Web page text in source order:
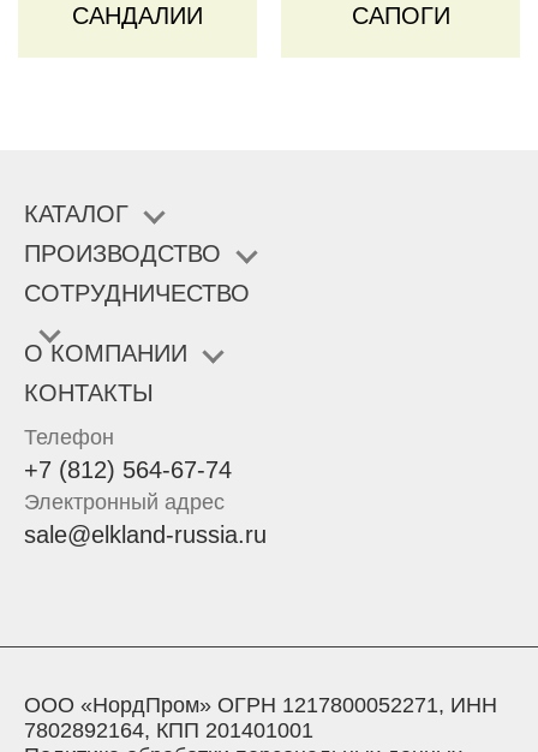
САНДАЛИИ САПОГИ
КАТАЛОГ
ПРОИЗВОДСТВО
СОТРУДНИЧЕСТВО
О КОМПАНИИ
КОНТАКТЫ
Телефон
+7 (812) 564-67-74
Электронный адрес
sale@elkland-russia.ru
ООО «НордПром» ОГРН 1217800052271, ИНН
7802892164, КПП 201401001